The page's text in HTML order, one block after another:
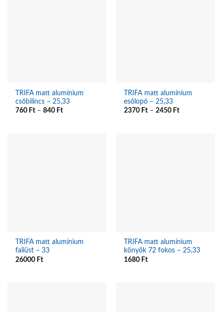
TRIFA matt alumínium
csőbilincs – 25,33
760 Ft –840 Ft
TRIFA matt alumínium
esőlopó – 25,33
2370 Ft –2450 Ft
TRIFA matt alumínium
faliüst – 33
26000 Ft
TRIFA matt alumínium
könyök 72 fokos – 25,33
1680 Ft